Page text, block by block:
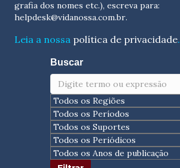
helpdesk@vidanossa.com.br.
Leia a nossa política de privacidade.
Buscar